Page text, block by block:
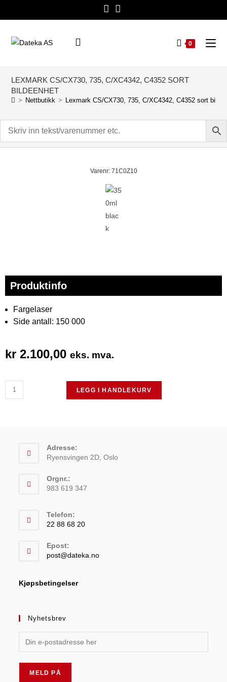
0
LEXMARK CS/CX730, 735, C/XC4342, C4352 SORT
BILDEENHET
> Nettbutikk > Lexmark CS/CX730, 735, C/XC4342, C4352 sort
Varenr: 71C0Z10
Produktinfo
Fargelaser
Side antall: 150 000
kr 2.100,00 eks. mva.
LEGG I HANDLEKURV
Adresse:
Ryensvingen 2D, Oslo
Orgnr.:
983 619 347
Telefon:
22 88 68 20
Epost:
post@dateka.no
Kjøpsbetingelser
Nyhetsbrev